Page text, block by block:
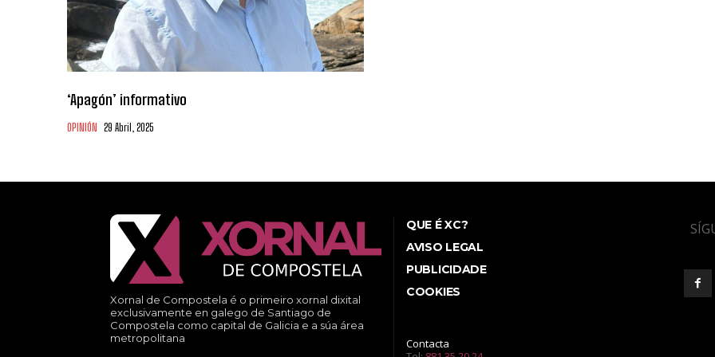
‘Apagón’ informativo
OPINIÓN 29 Abril, 2025
Xornal de Compostela é o primeiro xornal dixital
exclusivamente en galego de Santiago de
Compostela como capital de Galicia e a súa área
metropolitana
QUE É XC?
AVISO LEGAL
PUBLICIDADE
COOKIES
Contacta